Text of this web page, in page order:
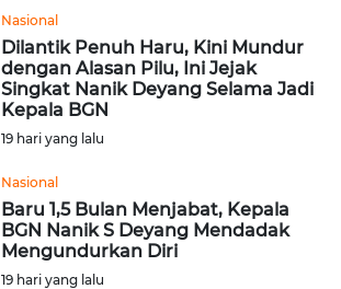
Nasional
Dilantik Penuh Haru, Kini Mundur
dengan Alasan Pilu, Ini Jejak
Singkat Nanik Deyang Selama Jadi
Kepala BGN
19 hari yang lalu
Nasional
Baru 1,5 Bulan Menjabat, Kepala
BGN Nanik S Deyang Mendadak
Mengundurkan Diri
19 hari yang lalu